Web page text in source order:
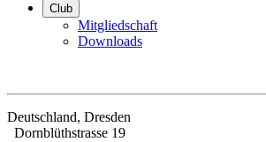
Club
Mitgliedschaft
Downloads
Deutschland, Dresden
Dorn­blüth­strasse 19